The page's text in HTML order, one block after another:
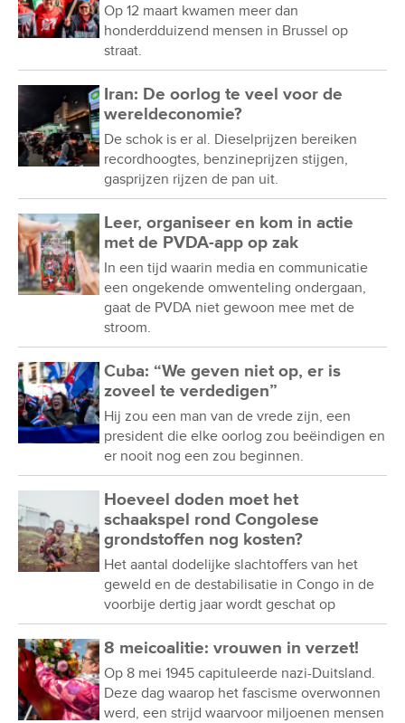
Op 12 maart kwamen meer dan
honderdduizend mensen in Brussel op
straat.
Iran: De oorlog te veel voor de
wereldeconomie?
De schok is er al. Dieselprijzen bereiken
recordhoogtes, benzineprijzen stijgen,
gasprijzen rijzen de pan uit.
Leer, organiseer en kom in actie
met de PVDA-app op zak
In een tijd waarin media en communicatie
een ongekende omwenteling ondergaan,
gaat de PVDA niet gewoon mee met de
stroom.
Cuba: “We geven niet op, er is
zoveel te verdedigen”
Hij zou een man van de vrede zijn, een
president die elke oorlog zou beëindigen en
er nooit nog een zou beginnen.
Hoeveel doden moet het
schaakspel rond Congolese
grondstoffen nog kosten?
Het aantal dodelijke slachtoffers van het
geweld en de destabilisatie in Congo in de
voorbije dertig jaar wordt geschat op
8 meicoalitie: vrouwen in verzet!
Op 8 mei 1945 capituleerde nazi-Duitsland.
Deze dag waarop het fascisme overwonnen
werd, een strijd waarvoor miljoenen mensen